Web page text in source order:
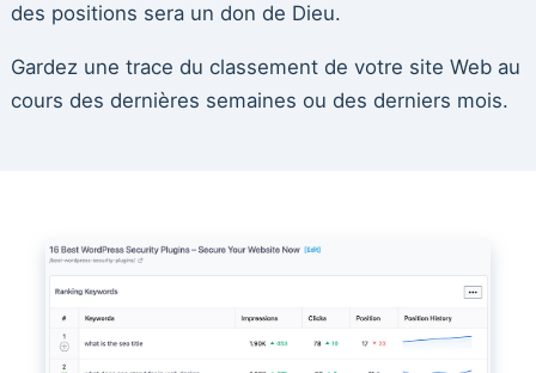
des positions sera un don de Dieu.
Gardez une trace du classement de votre site Web au
cours des dernières semaines ou des derniers mois.